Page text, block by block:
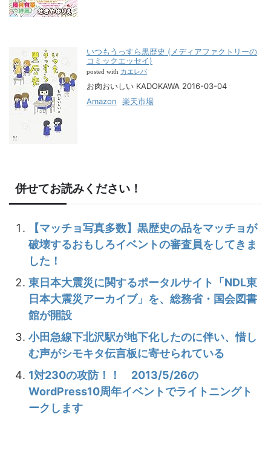
いつもうっすら黒歴史 (メディアファクトリーの
コミックエッセイ)
posted with カエレバ
お肉おいしい KADOKAWA 2016-03-04
Amazon
楽天市場
併せてお読みください！
【マッチョ写真多数】黒歴史の品をマッチョが
破壊するおもしろイベントの審査員をしてきま
した！
東日本大震災に関するポータルサイト「NDL東
日本大震災アーカイブ」を、総務省・国会図書
館が開設
小田急線下北沢駅が地下化したのに伴い、惜し
む声がシモキタ伝言板に寄せられている
1対230の攻防！！ 2013/5/26の
WordPress10周年イベントでライトニングト
ークします